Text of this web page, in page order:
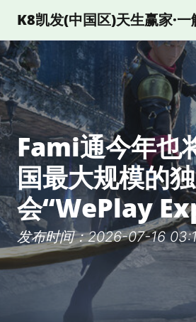
K8凯发(中国区)天生赢家·一
Fami通今年也
国最大规模的
会“WePlay
发布时间：2026-07-16